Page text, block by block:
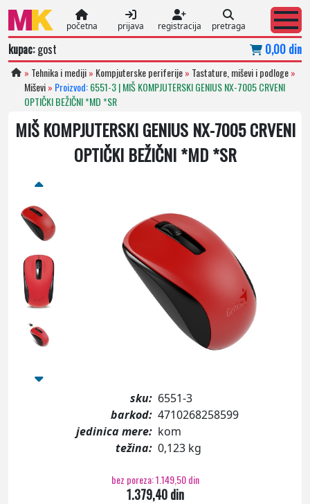
početna prijava registracija pretraga
kupac:gost 0,00 din
» Tehnika i mediji» Kompjuterske periferije» Tastature, miševi i podloge»
Miševi» Proizvod:6551-3 | MIŠ KOMPJUTERSKI GENIUS NX-7005 CRVENI
OPTIČKI BEŽIČNI *MD *SR
MIŠ KOMPJUTERSKI GENIUS NX-7005 CRVENI
OPTIČKI BEŽIČNI *MD *SR
sku: 6551-3
barkod: 4710268258599
jedinica mere: kom
težina: 0,123 kg
bez poreza: 1.149,50 din
1.379,40 din